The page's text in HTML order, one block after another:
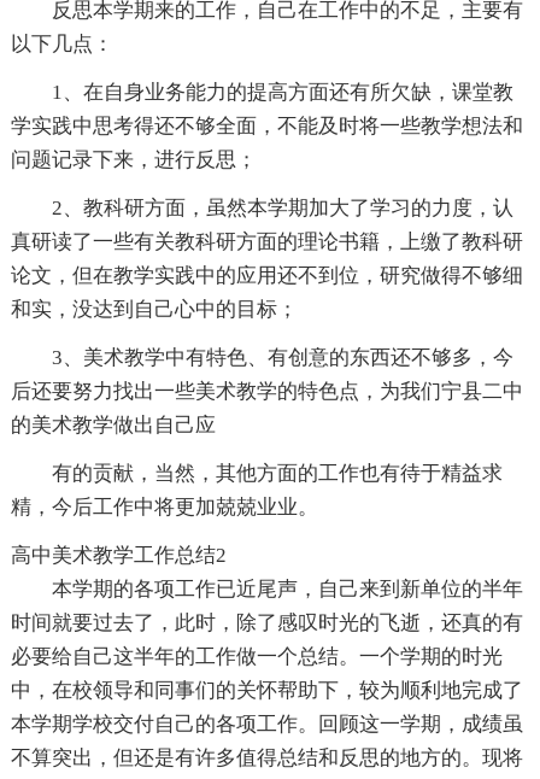
反思本学期来的工作，自己在工作中的不足，主要有
以下几点：
1、在自身业务能力的提高方面还有所欠缺，课堂教
学实践中思考得还不够全面，不能及时将一些教学想法和
问题记录下来，进行反思；
2、教科研方面，虽然本学期加大了学习的力度，认
真研读了一些有关教科研方面的理论书籍，上缴了教科研
论文，但在教学实践中的应用还不到位，研究做得不够细
和实，没达到自己心中的目标；
3、美术教学中有特色、有创意的东西还不够多，今
后还要努力找出一些美术教学的特色点，为我们宁县二中
的美术教学做出自己应
有的贡献，当然，其他方面的工作也有待于精益求
精，今后工作中将更加兢兢业业。
高中美术教学工作总结2
本学期的各项工作已近尾声，自己来到新单位的半年
时间就要过去了，此时，除了感叹时光的飞逝，还真的有
必要给自己这半年的工作做一个总结。一个学期的时光
中，在校领导和同事们的关怀帮助下，较为顺利地完成了
本学期学校交付自己的各项工作。回顾这一学期，成绩虽
不算突出，但还是有许多值得总结和反思的地方的。现将